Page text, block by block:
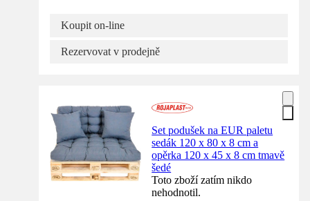
Koupit on-line
Rezervovat v prodejně
Set podušek na EUR paletu
sedák 120 x 80 x 8 cm a
opěrka 120 x 45 x 8 cm tmavě
šedé
Toto zboží zatím nikdo
nehodnotil.